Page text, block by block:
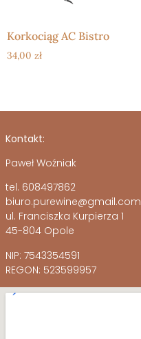
Korkociąg AC Bistro
34,00 zł
Kontakt:
Paweł Woźniak
tel. 608497862
biuro.purewine@gmail.com
ul. Franciszka Kurpierza 1
45-804 Opole
NIP: 7543354591
REGON: 523599957